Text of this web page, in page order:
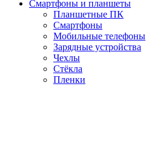
Смартфоны и планшеты
Планшетные ПК
Смартфоны
Мобильные телефоны
Зарядные устройства
Чехлы
Стёкла
Пленки